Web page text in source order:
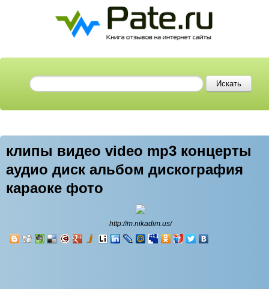
клипы видео video mp3 концерты
аудио диск альбом дискография
караоке фото
http://m.nikadim.us/